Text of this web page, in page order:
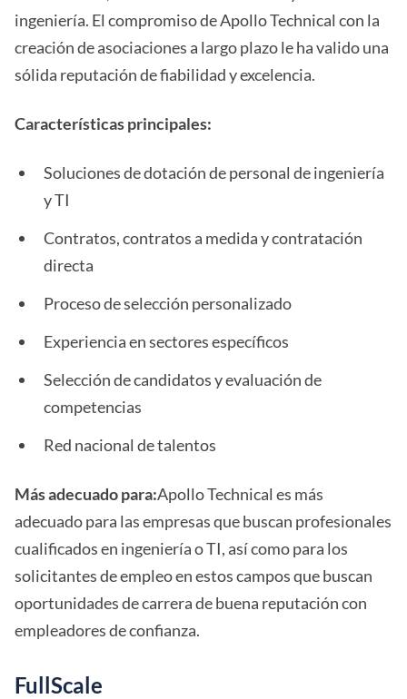
ingeniería. El compromiso de Apollo Technical con la
creación de asociaciones a largo plazo le ha valido una
sólida reputación de fiabilidad y excelencia.
Características principales:
Soluciones de dotación de personal de ingeniería
y TI
Contratos, contratos a medida y contratación
directa
Proceso de selección personalizado
Experiencia en sectores específicos
Selección de candidatos y evaluación de
competencias
Red nacional de talentos
Más adecuado para:Apollo Technical es más
adecuado para las empresas que buscan profesionales
cualificados en ingeniería o TI, así como para los
solicitantes de empleo en estos campos que buscan
oportunidades de carrera de buena reputación con
empleadores de confianza.
FullScale